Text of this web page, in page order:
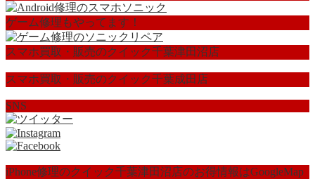
ゲーム修理もやってます！
スマホ買取・販売のクイック千葉津田沼店
スマホ買取・販売のクイック千葉成田店
SNS
iPhone修理のクイック千葉津田沼店のお得情報はGoogleMap